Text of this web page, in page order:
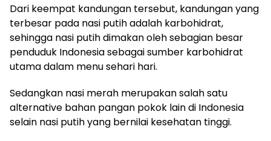
Dari keempat kandungan tersebut, kandungan yang
terbesar pada nasi putih adalah karbohidrat,
sehingga nasi putih dimakan oleh sebagian besar
penduduk Indonesia sebagai sumber karbohidrat
utama dalam menu sehari hari.
Sedangkan nasi merah merupakan salah satu
alternative bahan pangan pokok lain di Indonesia
selain nasi putih yang bernilai kesehatan tinggi.